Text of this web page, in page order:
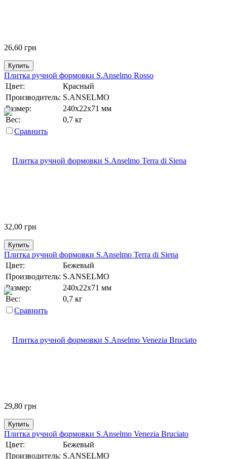
26,60 грн
Купить
Плитка ручной формовки S.Anselmo Rosso
Цвет:
Красный
Производитель: S.ANSELMO
Размер:
240х22х71 мм
Вес:
0,7 кг
Сравнить
32,00 грн
Купить
Плитка ручной формовки S.Anselmo Terra di Siena
Цвет:
Бежевый
Производитель: S.ANSELMO
Размер:
240х22х71 мм
Вес:
0,7 кг
Сравнить
29,80 грн
Купить
Плитка ручной формовки S.Anselmo Venezia Bruciato
Цвет:
Бежевый
Производитель: S.ANSELMO